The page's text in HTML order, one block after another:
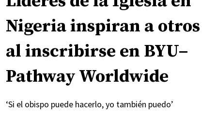
Nigeria inspiran a otros
al inscribirse en BYU–
Pathway Worldwide
‘Si el obispo puede hacerlo, yo también puedo’